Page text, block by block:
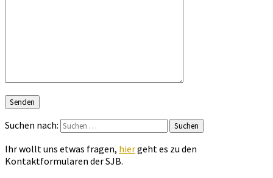
Suchen nach: Suchen
Ihr wollt uns etwas fragen, hiergeht es zu den
Kontaktformularen der SJB.